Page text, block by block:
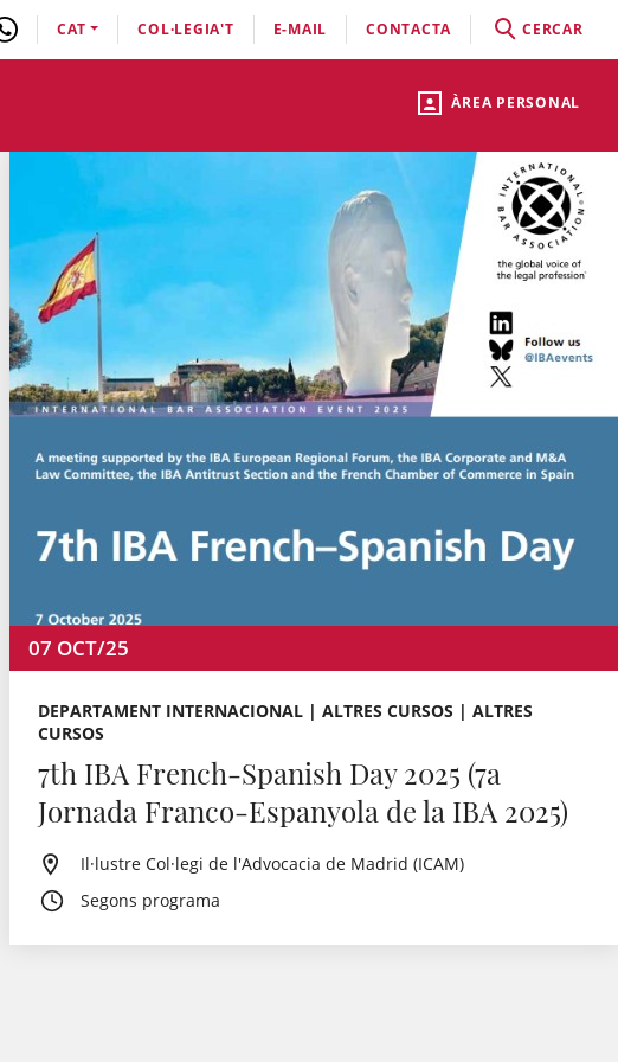
ÀREA PERSONAL
CAT COL·LEGIA'T E-MAIL CONTACTA CERCAR
07 OCT/25
DEPARTAMENT INTERNACIONAL | ALTRES CURSOS | ALTRES
CURSOS
7th IBA French-Spanish Day 2025 (7a
Jornada Franco-Espanyola de la IBA 2025)
Il·lustre Col·legi de l'Advocacia de Madrid (ICAM)
Segons programa